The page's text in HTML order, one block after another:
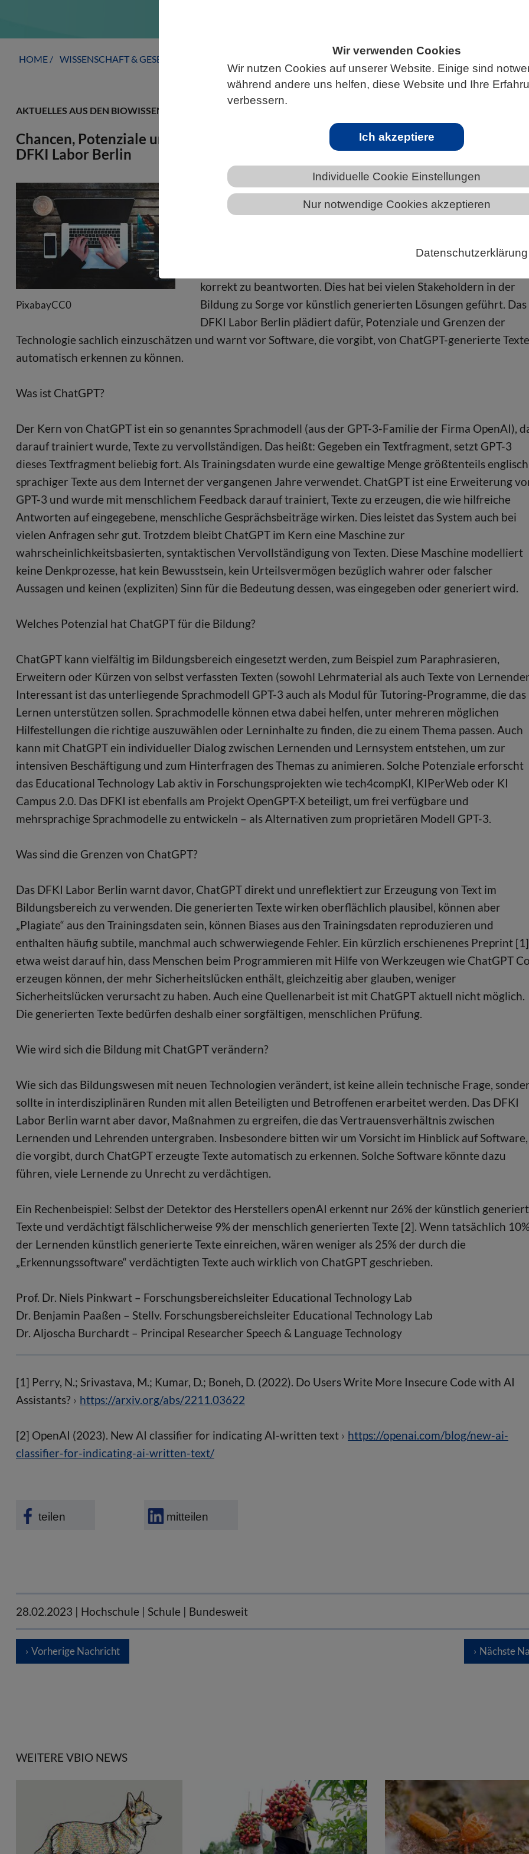
Wir verwenden Cookies
Wir nutzen Cookies auf unserer Website. Einige sind
während andere uns helfen, diese Website und Ihre
verbessern.
Ich akzeptiere
Individuelle Cookie Einstellungen
Nur notwendige Cookies akzeptieren
Datenschutzerklärung
HOME WISSENSCHAFT & GESELLSCHAFT
AKTUELLES AUS DEN BIOWISSENSCHAFTEN
Chancen, Potenziale und Grenzen von ChatGPT in der Bildung – Stellungnahme
DFKI Labor Berlin
PixabayCC0
Der potenzielle Einsatz von ChatGPT in der Bildung wird aktuell
kontrovers diskutiert. Das DFKI Labor Berlin plädiert für eine
korrekt zu beantworten. Dies hat bei vielen Stakeholdern in der
Bildung zu Sorge vor künstlich generierten Lösungen geführt. Das
DFKI Labor Berlin plädiert dafür, Potenziale und Grenzen der
Technologie sachlich einzuschätzen und warnt vor Software, die vorgibt, von ChatGPT-generierte Texte
automatisch erkennen zu können.
Was ist ChatGPT?
Der Kern von ChatGPT ist ein so genanntes Sprachmodell (aus der GPT-3-Familie der Firma OpenAI),
darauf trainiert wurde, Texte zu vervollständigen. Das heißt: Gegeben ein Textfragment, setzt GPT-3
dieses Textfragment beliebig fort. Als Trainingsdaten wurde eine gewaltige Menge größtenteils
sprachiger Texte aus dem Internet der vergangenen Jahre verwendet. ChatGPT ist eine Erweiterung
GPT-3 und wurde mit menschlichem Feedback darauf trainiert, Texte zu erzeugen, die wie hilfreiche
Antworten auf eingegebene, menschliche Gesprächsbeiträge wirken. Dies leistet das System auch bei
vielen Anfragen sehr gut. Trotzdem bleibt ChatGPT im Kern eine Maschine zur
wahrscheinlichkeitsbasierten, syntaktischen Vervollständigung von Texten. Diese Maschine modelliert
keine Denkprozesse, hat kein Bewusstsein, kein Urteilsvermögen bezüglich wahrer oder falscher
Aussagen und keinen (expliziten) Sinn für die Bedeutung dessen, was eingegeben oder generiert wird.
Welches Potenzial hat ChatGPT für die Bildung?
ChatGPT kann vielfältig im Bildungsbereich eingesetzt werden, zum Beispiel zum Paraphrasieren,
Erweitern oder Kürzen von selbst verfassten Texten (sowohl Lehrmaterial als auch Texte von
Interessant ist das unterliegende Sprachmodell GPT-3 auch als Modul für Tutoring-Programme, die das
Lernen unterstützen sollen. Sprachmodelle können etwa dabei helfen, unter mehreren möglichen
Hilfestellungen die richtige auszuwählen oder Lerninhalte zu finden, die zu einem Thema passen. Auch
kann mit ChatGPT ein individueller Dialog zwischen Lernenden und Lernsystem entstehen, um zur
intensiven Beschäftigung und zum Hinterfragen des Themas zu animieren. Solche Potenziale erforscht
das Educational Technology Lab aktiv in Forschungsprojekten wie tech4compKI, KIPerWeb oder KI
Campus 2.0. Das DFKI ist ebenfalls am Projekt OpenGPT-X beteiligt, um frei verfügbare und
mehrsprachige Sprachmodelle zu entwickeln – als Alternativen zum proprietären Modell GPT-3.
Was sind die Grenzen von ChatGPT?
Das DFKI Labor Berlin warnt davor, ChatGPT direkt und unreflektiert zur Erzeugung von Text im
Bildungsbereich zu verwenden. Die generierten Texte wirken oberflächlich plausibel, können aber
„Plagiate“ aus den Trainingsdaten sein, können Biases aus den Trainingsdaten reproduzieren und
enthalten häufig subtile, manchmal auch schwerwiegende Fehler. Ein kürzlich erschienenes Preprint [1]
etwa weist darauf hin, dass Menschen beim Programmieren mit Hilfe von Werkzeugen wie ChatGPT
erzeugen können, der mehr Sicherheitslücken enthält, gleichzeitig aber glauben, weniger
Sicherheitslücken verursacht zu haben. Auch eine Quellenarbeit ist mit ChatGPT aktuell nicht möglich.
Die generierten Texte bedürfen deshalb einer sorgfältigen, menschlichen Prüfung.
Wie wird sich die Bildung mit ChatGPT verändern?
Wie sich das Bildungswesen mit neuen Technologien verändert, ist keine allein technische Frage,
sollte in interdisziplinären Runden mit allen Beteiligten und Betroffenen erarbeitet werden. Das DFKI
Labor Berlin warnt aber davor, Maßnahmen zu ergreifen, die das Vertrauensverhältnis zwischen
Lernenden und Lehrenden untergraben. Insbesondere bitten wir um Vorsicht im Hinblick auf Software,
die vorgibt, durch ChatGPT erzeugte Texte automatisch zu erkennen. Solche Software könnte dazu
führen, viele Lernende zu Unrecht zu verdächtigen.
Ein Rechenbeispiel: Selbst der Detektor des Herstellers openAI erkennt nur 26% der künstlich
Texte und verdächtigt fälschlicherweise 9% der menschlich generierten Texte [2]. Wenn tatsächlich
der Lernenden künstlich generierte Texte einreichen, wären weniger als 25% der durch die
„Erkennungssoftware“ verdächtigten Texte auch wirklich von ChatGPT geschrieben.
Prof. Dr. Niels Pinkwart – Forschungsbereichsleiter Educational Technology Lab
Dr. Benjamin Paaßen – Stellv. Forschungsbereichsleiter Educational Technology Lab
Dr. Aljoscha Burchardt – Principal Researcher Speech & Language Technology
[1] Perry, N.; Srivastava, M.; Kumar, D.; Boneh, D. (2022). Do Users Write More Insecure Code with AI
Assistants?
https://arxiv.org/abs/2211.03622
[2] OpenAI (2023). New AI classifier for indicating AI-written text
https://openai.com/blog/new-ai-
classifier-for-indicating-ai-written-text/
teilen mitteilen
28.02.2023 | Hochschule | Schule | Bundesweit
Vorherige Nachricht Nächste
WEITERE VBIO NEWS